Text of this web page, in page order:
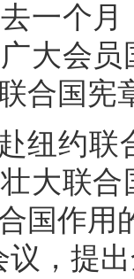
一个
大会
合国宪
纽约
大联
国作用
议，提